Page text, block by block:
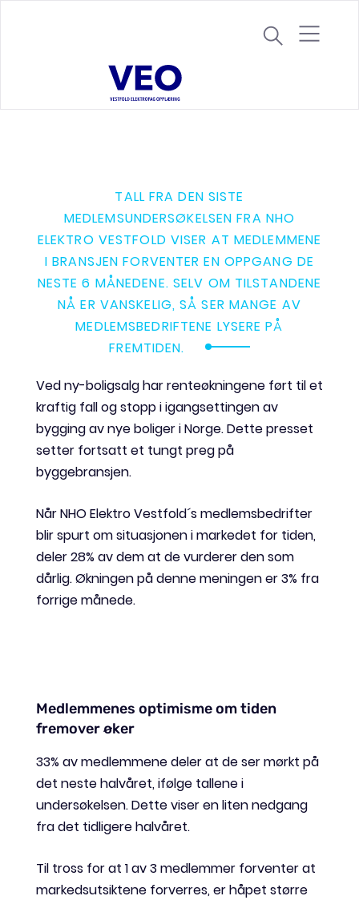
TALL FRA DEN SISTE
MEDLEMSUNDERSØKELSEN FRA NHO
ELEKTRO VESTFOLD VISER AT MEDLEMMENE
I BRANSJEN FORVENTER EN OPPGANG DE
NESTE 6 MÅNEDENE. SELV OM TILSTANDENE
NÅ ER VANSKELIG, SÅ SER MANGE AV
MEDLEMSBEDRIFTENE LYSERE PÅ
FREMTIDEN.
Ved ny-boligsalg har renteøkningene ført til et
kraftig fall og stopp i igangsettingen av
bygging av nye boliger i Norge. Dette presset
setter fortsatt et tungt preg på
byggebransjen.
Når NHO Elektro Vestfold´s medlemsbedrifter
blir spurt om situasjonen i markedet for tiden,
deler 28% av dem at de vurderer den som
dårlig. Økningen på denne meningen er 3% fra
forrige månede.
Medlemmenes optimisme om tiden
fremover øker
33% av medlemmene deler at de ser mørkt på
det neste halvåret, ifølge tallene i
undersøkelsen. Dette viser en liten nedgang
fra det tidligere halvåret.
Til tross for at 1 av 3 medlemmer forventer at
markedsutsiktene forverres, er håpet større